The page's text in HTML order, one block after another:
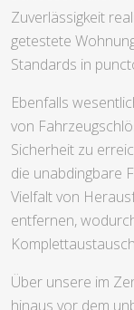
Zuverlässigkeit
getestete
Standards in
Ebenfalls
von
Sicherheit zu
die unabdingbare
Vielfalt von
entfernen,
Über unsere im
hinaus vor dem